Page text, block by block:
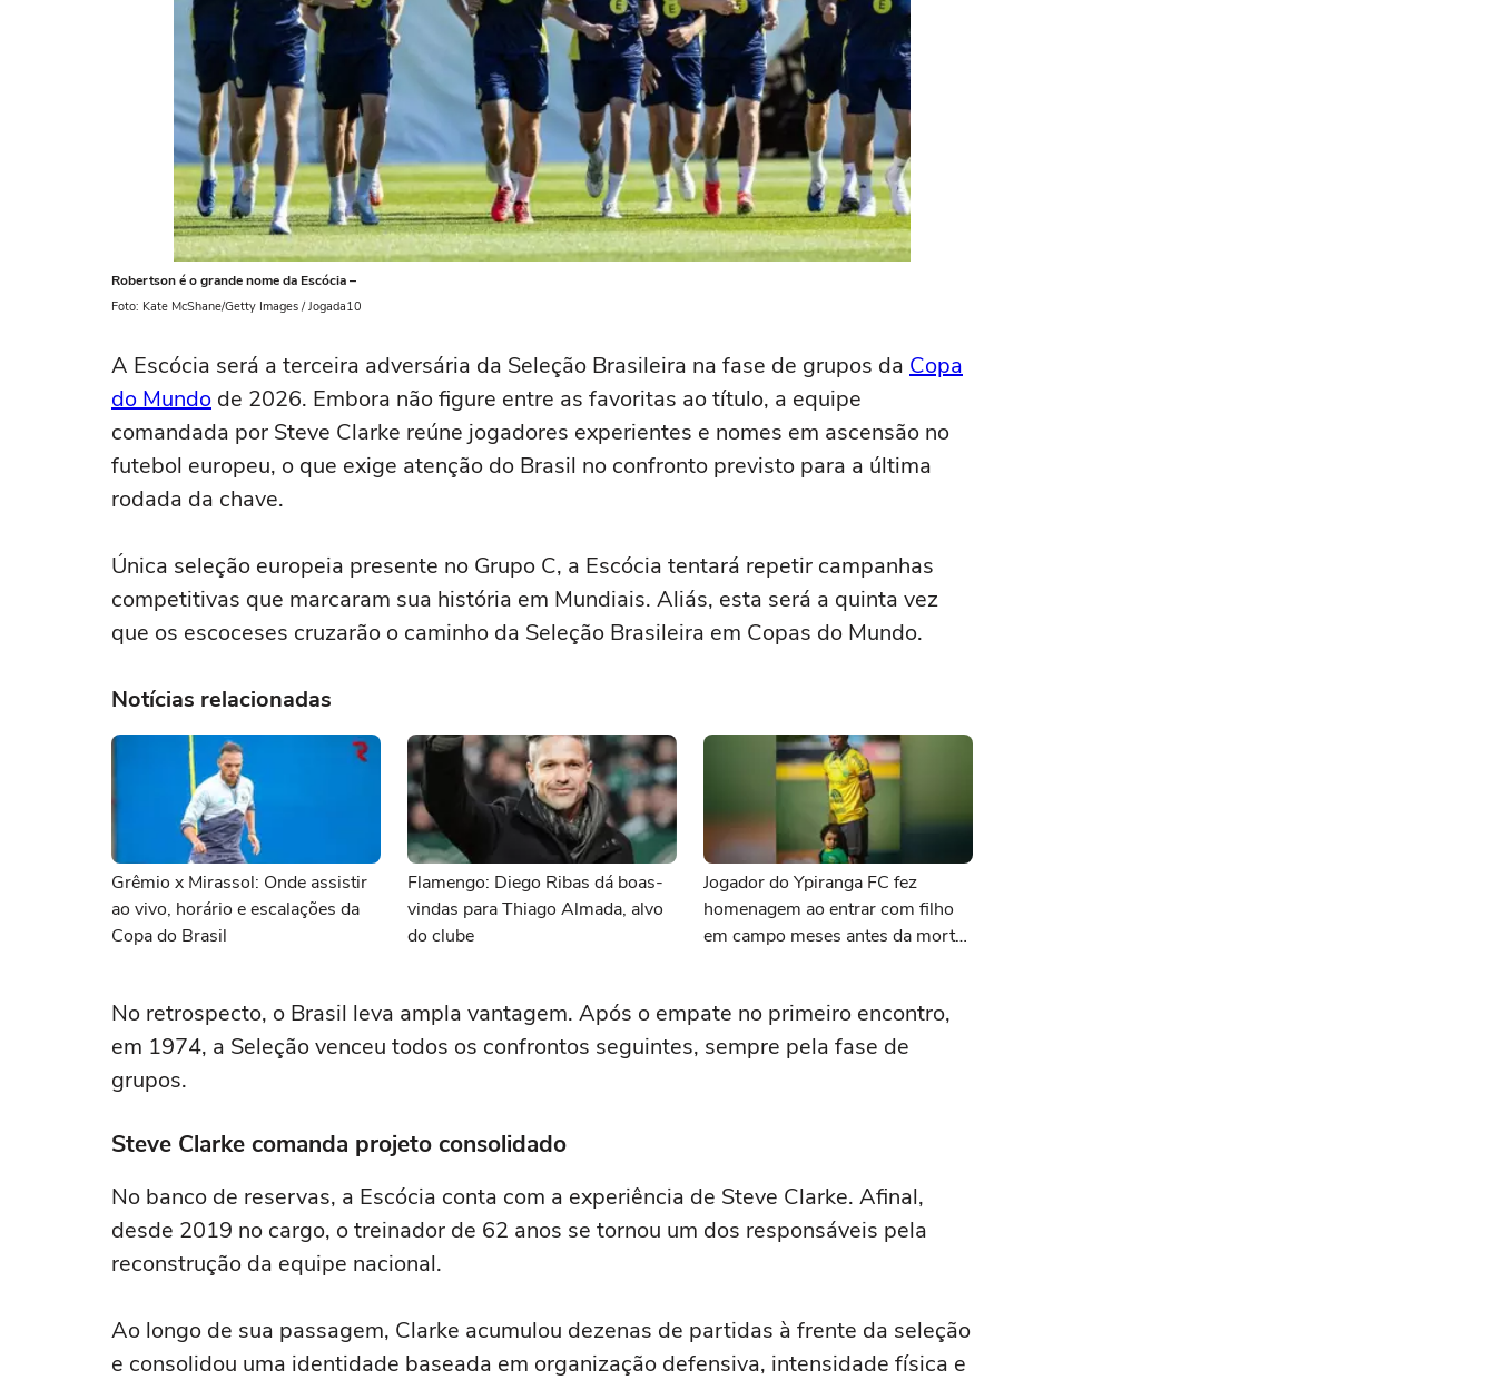
Robertson é o grande nome da Escócia –
Foto: Kate McShane/Getty Images / Jogada10
A Escócia será a terceira adversária da Seleção Brasileira na fase de grupos da Copa
do Mundo de 2026. Embora não figure entre as favoritas ao título, a equipe
comandada por Steve Clarke reúne jogadores experientes e nomes em ascensão no
futebol europeu, o que exige atenção do Brasil no confronto previsto para a última
rodada da chave.
Única seleção europeia presente no Grupo C, a Escócia tentará repetir campanhas
competitivas que marcaram sua história em Mundiais. Aliás, esta será a quinta vez
que os escoceses cruzarão o caminho da Seleção Brasileira em Copas do Mundo.
Notícias relacionadas
Grêmio x Mirassol: Onde assistir
ao vivo, horário e escalações da
Copa do Brasil
Flamengo: Diego Ribas dá boas-
vindas para Thiago Almada, alvo
do clube
Jogador do Ypiranga FC fez
homenagem ao entrar com filho
em campo meses antes da morte
No retrospecto, o Brasil leva ampla vantagem. Após o empate no primeiro encontro,
em 1974, a Seleção venceu todos os confrontos seguintes, sempre pela fase de
grupos.
Steve Clarke comanda projeto consolidado
No banco de reservas, a Escócia conta com a experiência de Steve Clarke. Afinal,
desde 2019 no cargo, o treinador de 62 anos se tornou um dos responsáveis pela
reconstrução da equipe nacional.
Ao longo de sua passagem, Clarke acumulou dezenas de partidas à frente da seleção
e consolidou uma identidade baseada em organização defensiva, intensidade física e